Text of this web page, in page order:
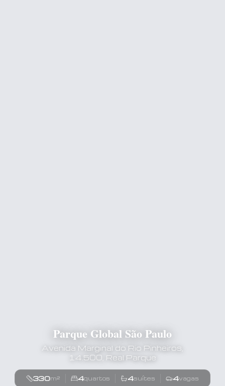
Parque Global São Paulo
Avenida Marginal do Rio Pinheiros,
14.500, Real Parque
330m² 4quartos 4suítes 4vagas